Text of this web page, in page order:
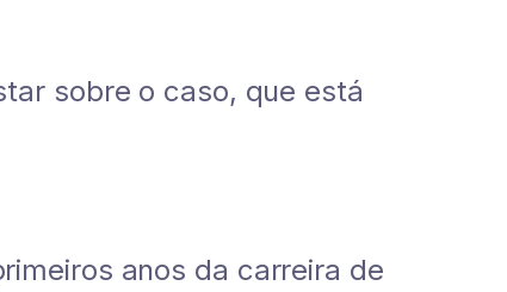
sobre o caso, que está
anos da carreira de